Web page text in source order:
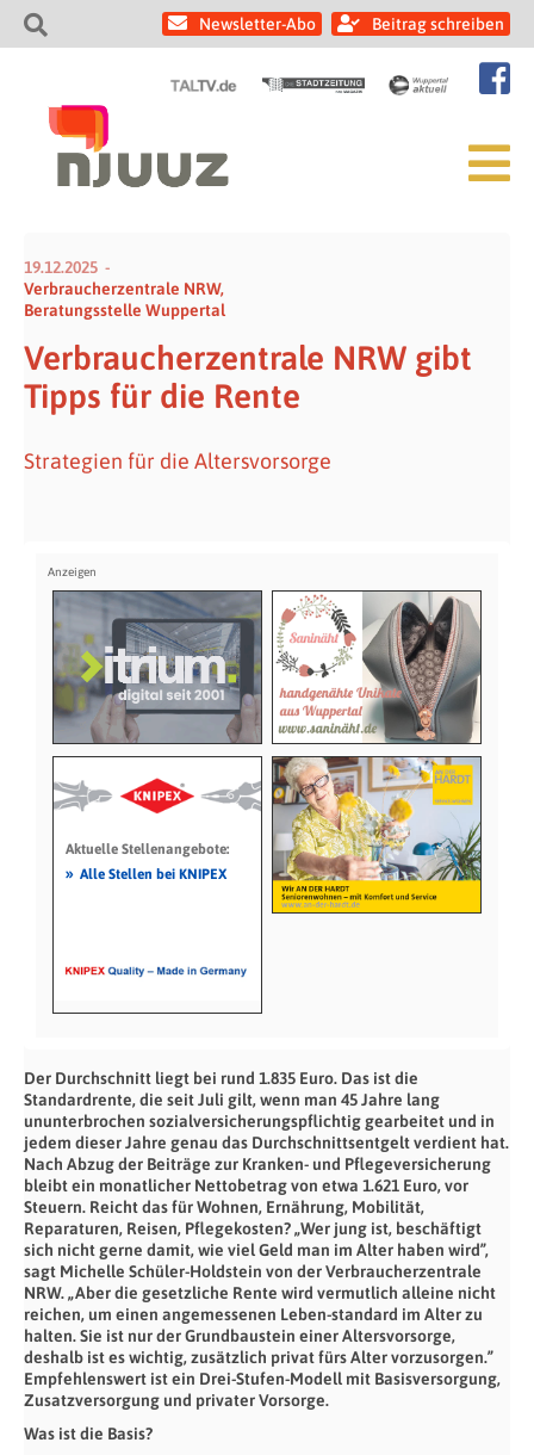
Newsletter-Abo Beitrag schreiben
19.12.2025
Verbraucherzentrale NRW,
Beratungsstelle Wuppertal
Verbraucherzentrale NRW gibt
Tipps für die Rente
Strategien für die Altersvorsorge
Aktuelle Stellenangebote:
» Alle Stellen bei KNIPEX
Der Durchschnitt liegt bei rund 1.835 Euro. Das ist die
Standardrente, die seit Juli gilt, wenn man 45 Jahre lang
ununterbrochen sozialversicherungspflichtig gearbeitet und in
jedem dieser Jahre genau das Durchschnittsentgelt verdient hat.
Nach Abzug der Beiträge zur Kranken- und Pflegeversicherung
bleibt ein monatlicher Nettobetrag von etwa 1.621 Euro, vor
Steuern. Reicht das für Wohnen, Ernährung, Mobilität,
Reparaturen, Reisen, Pflegekosten? „Wer jung ist, beschäftigt
sich nicht gerne damit, wie viel Geld man im Alter haben wird”,
sagt Michelle Schüler-Holdstein von der Verbraucherzentrale
NRW. „Aber die gesetzliche Rente wird vermutlich alleine nicht
reichen, um einen angemessenen Leben-standard im Alter zu
halten. Sie ist nur der Grundbaustein einer Altersvorsorge,
deshalb ist es wichtig, zusätzlich privat fürs Alter vorzusorgen.”
Empfehlenswert ist ein Drei-Stufen-Modell mit Basisversorgung,
Zusatzversorgung und privater Vorsorge.
Was ist die Basis?